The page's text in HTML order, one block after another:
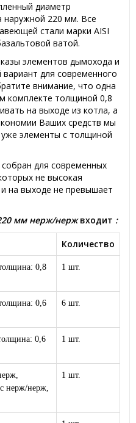
диаметр
наружной 220 мм. Все
стали марки AISI
ватой.
элементов дымохода и
для современного
внимание, что одна
комплекте толщиной 0,8
на выходе из котла, а
Ваших средств мы
элементы с толщиной
для современных
не высокая
на выходе не превышает
мм нерж/нержвходит :
Количество
0,8
1 шт.
0,6
6 шт.
0,6
1 шт.
нерж/нерж,
1 шт.